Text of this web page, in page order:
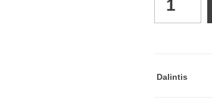
100
pilkas/juodas
Dalintis